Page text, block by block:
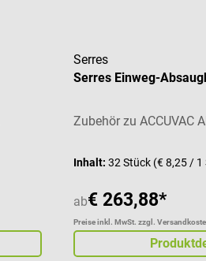
Serres
Serres Einweg-
Zubehör zu ACCUVAC
Inhalt:32 Stück (€ 8,25 / 1
ab€ 263,88*
Preise inkl. MwSt. zzgl.